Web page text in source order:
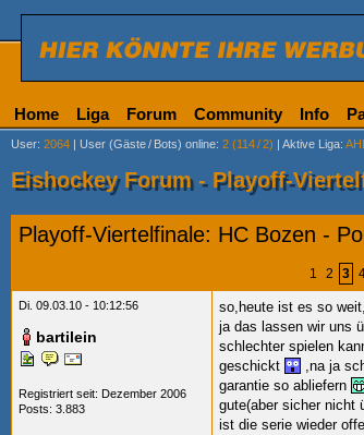
Home Liga Forum Community Info
User: 2064 | User (Gäste/ Bots) online: 2 (114/2) | Aktive Liga: AHL
Eishockey Forum - Playoff-
Playoff-Viertelfinale: HC Bozen -
1 2 3
Di. 09.03.10 - 10:12:56
bartilein
Registriert seit: Dezember 2006
Posts: 3.883
so,heute ist es so
ja das lassen wir uns
schlechter spielen
geschickt
,na ja
garantie so abliefern
gute(aber sicher nicht
ist die serie wieder